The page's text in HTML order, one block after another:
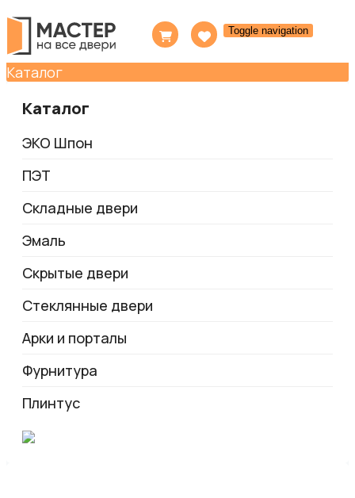
Toggle navigation
Каталог
Каталог
ЭКО Шпон
ПЭТ
Складные двери
Эмаль
Скрытые двери
Стеклянные двери
Арки и порталы
Фурнитура
Плинтус